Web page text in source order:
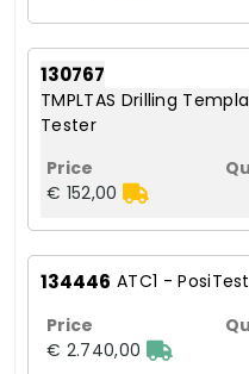
130767
TMPLTAS Drilling
Tester
€ 152,00
134446 ATC1 -
€ 2.740,00